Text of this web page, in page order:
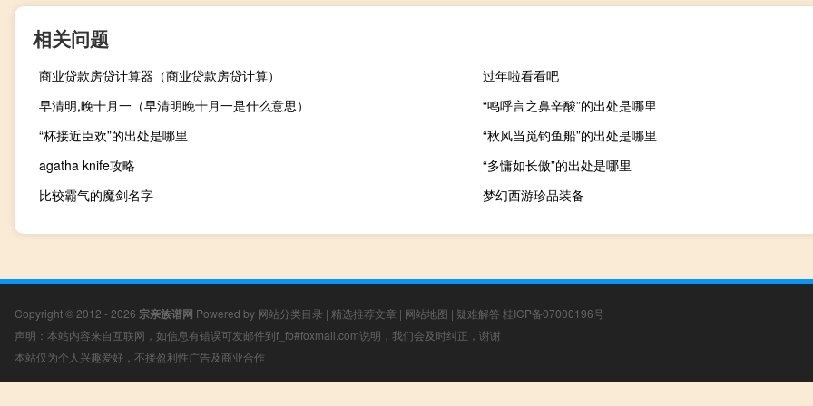
相关问题
商业贷款房贷计算器（商业贷款房贷计算）
过年啦看看吧
早清明,晚十月一（早清明晚十月一是什么意思）
“鸣呼言之鼻辛酸”的出处是哪里
“杯接近臣欢”的出处是哪里
“秋风当觅钓鱼船”的出处是哪里
agatha knife攻略
“多慵如长傲”的出处是哪里
比较霸气的魔剑名字
梦幻西游珍品装备
Copyright © 2012 - 2026 宗亲族谱网 Powered by 网站分类目录 | 精选推荐文章 | 网站地图 | 疑难解答 桂ICP备07000196号
声明：本站内容来自互联网，如信息有错误可发邮件到f_fb#foxmail.com说明，我们会及时纠正，谢谢
本站仅为个人兴趣爱好，不接盈利性广告及商业合作